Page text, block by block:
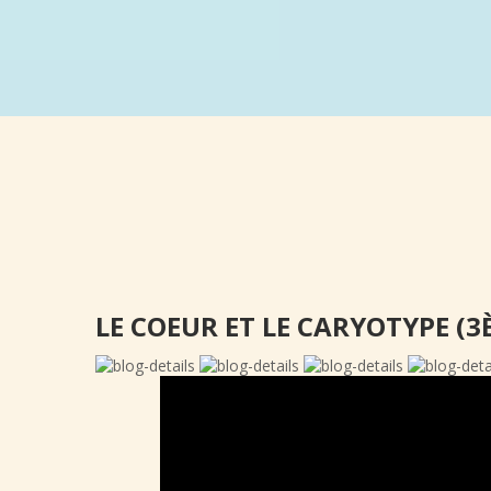
LE COEUR ET LE CARYOTYPE